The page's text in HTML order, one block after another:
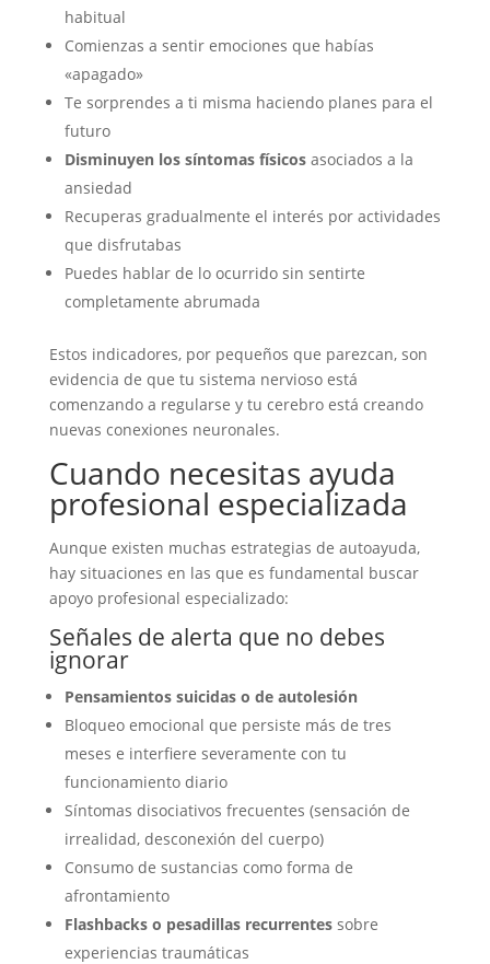
habitual
Comienzas a sentir emociones que habías
«apagado»
Te sorprendes a ti misma haciendo planes para el
futuro
Disminuyen los síntomas físicosasociados a la
ansiedad
Recuperas gradualmente el interés por actividades
que disfrutabas
Puedes hablar de lo ocurrido sin sentirte
completamente abrumada
Estos indicadores, por pequeños que parezcan, son
evidencia de que tu sistema nervioso está
comenzando a regularse y tu cerebro está creando
nuevas conexiones neuronales.
Cuando necesitas ayuda
profesional especializada
Aunque existen muchas estrategias de autoayuda,
hay situaciones en las que es fundamental buscar
apoyo profesional especializado:
Señales de alerta que no debes
ignorar
Pensamientos suicidas o de autolesión
Bloqueo emocional que persiste más de tres
meses e interfiere severamente con tu
funcionamiento diario
Síntomas disociativos frecuentes (sensación de
irrealidad, desconexión del cuerpo)
Consumo de sustancias como forma de
afrontamiento
Flashbacks o pesadillas recurrentessobre
experiencias traumáticas